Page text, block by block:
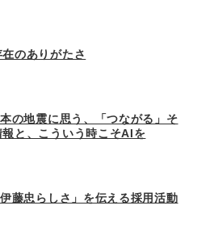
のありがたさ
の地震に思う、「つながる」そ
と、こういう時こそAIを
藤忠らしさ」を伝える採用活動